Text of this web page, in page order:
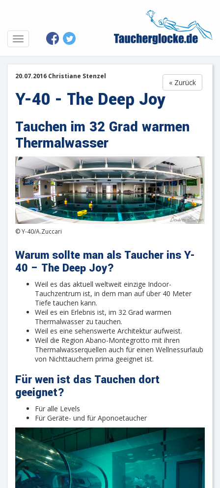
« Zurück
20.07.2016 Christiane Stenzel
Y-40 - The Deep Joy
Tauchen im 32 Grad warmen
Thermalwasser
© Y-40/A.Zuccari
Warum sollte man als Taucher ins Y-
40 – The Deep Joy?
Weil es das aktuell weltweit einzige Indoor-
Tauchzentrum ist, in dem man auf über 40 Meter
Tiefe tauchen kann.
Weil es ein Erlebnis ist, im 32 Grad warmen
Thermalwasser zu tauchen.
Weil es eine sehenswerte Architektur aufweist.
Weil die Region Abano-Montegrotto mit ihren
Thermalwasserquellen auch für einen Wellnessurlaub
von Nichttauchern prima geeignet ist.
Für wen ist das Tauchen dort
geeignet?
Für alle Levels
Für Geräte- und für Aponoetaucher